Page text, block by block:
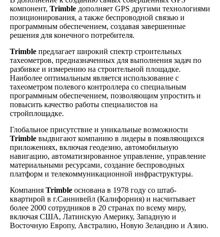
компонент, Trimble дополняет GPS другими технологиями
позиционирования, а также беспроводной связью и
программным обеспечением, создавая завершенные
решения для конечного потребителя.
Trimble предлагает широкий спектр строительных
тахеометров, предназначенных для выполнения задач по
разбивке и измерению на строительной площадке.
Наиболее оптимальным является использование с
тахеометром полевого контроллера со специальным
программным обеспечением, позволяющим упростить и
повысить качество работы специалистов на
стройплощадке.
Глобальное присутствие и уникальные возможности
Trimble выдвигают компанию в лидеры в появляющихся
приложениях, включая геодезию, автомобильную
навигацию, автоматизированное управление, управление
материальными ресурсами, создание беспроводных
платформ и телекоммуникационной инфраструктуры.
Компания Trimble основана в 1978 году со штаб-
квартирой в г.Саннивейл (Калифорния) и насчитывает
более 2000 сотрудников в 20 странах по всему миру,
включая США, Латинскую Америку, Западную и
Восточную Европу, Австралию, Новую Зеландию и Азию.